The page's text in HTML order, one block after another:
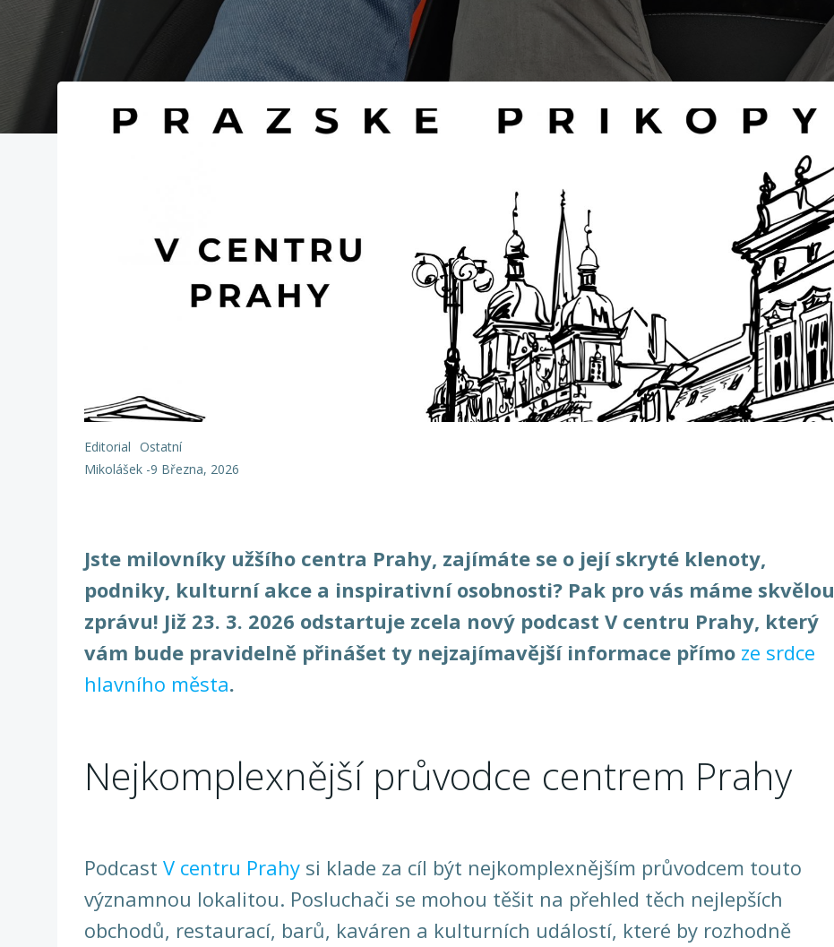
Editorial Ostatní
Mikolášek -9 Března, 2026
Jste milovníky užšího centra Prahy, zajímáte se o její skryté klenoty,
podniky, kulturní akce a inspirativní osobnosti? Pak pro vás máme skvělou
zprávu! Již 23. 3. 2026 odstartuje zcela nový podcast V centru Prahy, který
vám bude pravidelně přinášet ty nejzajímavější informace přímo ze srdce
hlavního města.
Nejkomplexnější průvodce centrem Prahy
Podcast V centru Prahy si klade za cíl být nejkomplexnějším průvodcem touto
významnou lokalitou. Posluchači se mohou těšit na přehled těch nejlepších
obchodů, restaurací, barů, kaváren a kulturních událostí, které by rozhodně